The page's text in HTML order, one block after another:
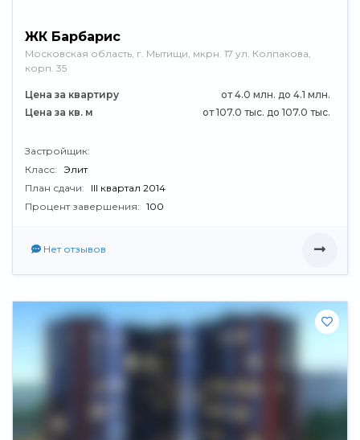
ЖК Барбарис
Московская область, г. Мытищи, мкрн. 17 ул. Колпакова,
корп. 35
Цена за квартиру
от 4.0 млн. до 4.1 млн.
Цена за кв. м
от 107.0 тыс. до 107.0 тыс.
Застройщик:
Класс: Элит
План сдачи:
III квартал 2014
Процент завершения: 100
Нет отзывов